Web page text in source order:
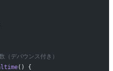
デバウンス付き）
() {